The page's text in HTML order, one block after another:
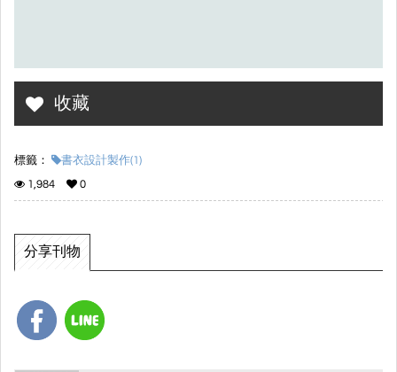
收藏
標籤：
書衣設計製作(1)
1,984
0
分享刊物